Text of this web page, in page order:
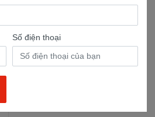
Số điện thoại